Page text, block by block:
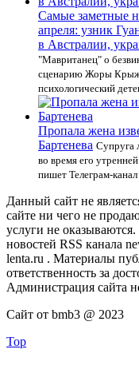
Самые заметные
апреля: узник
в Австралии,
"Мавританец" о
сценарию Жоры
психологический
Пропала жена
Бартенева Супруга
во время его
пишет Телеграм-
Данный сайт не
сайте ни чего не
услуги не
новостей RSS канала
lenta.ru . Материалы
ответственность за
Администрация сайта
Сайт от bmb3 @ 2023
Top